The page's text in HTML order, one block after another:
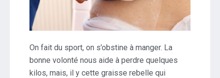
On fait du sport, on s’obstine à manger. La
bonne volonté nous aide à perdre quelques
kilos, mais, il y cette graisse rebelle qui